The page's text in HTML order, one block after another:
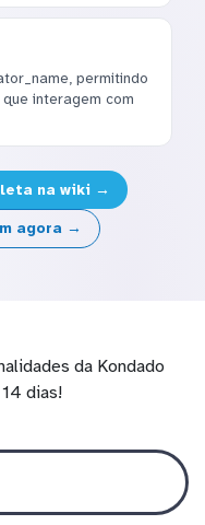
permitindo
interagem com
na wiki →
agora →
da Kondado
dias!